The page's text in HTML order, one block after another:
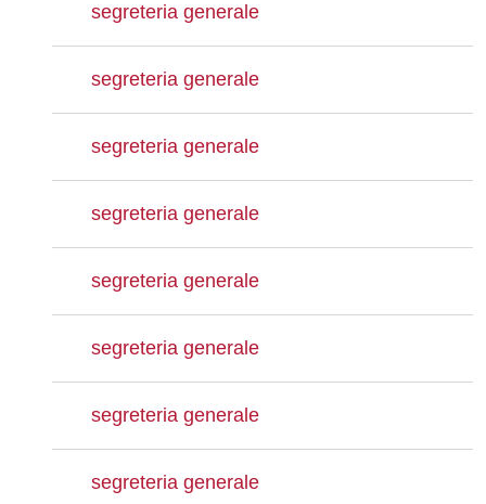
segreteria generale
segreteria generale
segreteria generale
segreteria generale
segreteria generale
segreteria generale
segreteria generale
segreteria generale